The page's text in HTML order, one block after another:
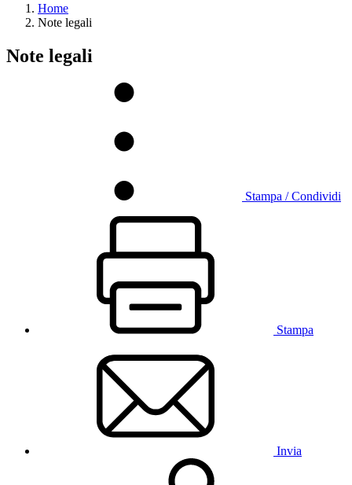
Home
Note legali
Note legali
Stampa / Condividi
Stampa
Invia